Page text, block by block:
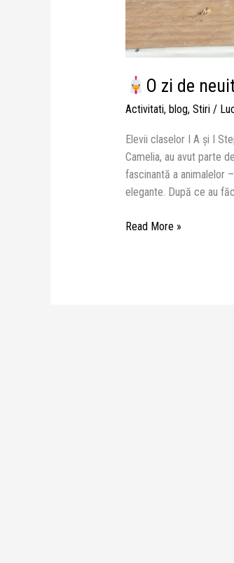
O zi de
Activitati, blog, Stiri/
Elevii claselor I A și I
Camelia, au avut parte
fascinantă a animalelor
elegante. După ce au
Read More »